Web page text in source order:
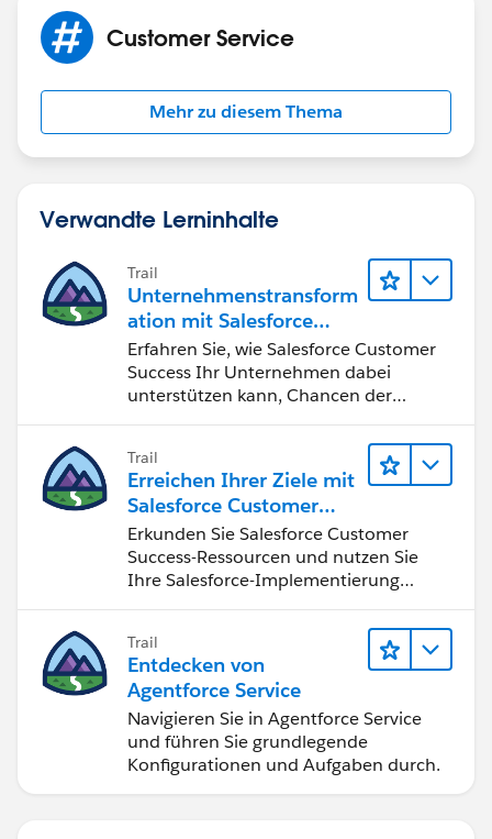
Customer Service
Mehr zu diesem Thema
Verwandte Lerninhalte
Trail
Unternehmenstransform
ation mit Salesforce
Customer Success
Erfahren Sie, wie Salesforce Customer
Success Ihr Unternehmen dabei
unterstützen kann, Chancen der
Trail
Erreichen Ihrer Ziele mit
Salesforce Customer
Success
Erkunden Sie Salesforce Customer
Success-Ressourcen und nutzen Sie
Ihre Salesforce-Implementierung
Trail
Entdecken von
Agentforce Service
Navigieren Sie in Agentforce Service
und führen Sie grundlegende
Konfigurationen und Aufgaben durch.